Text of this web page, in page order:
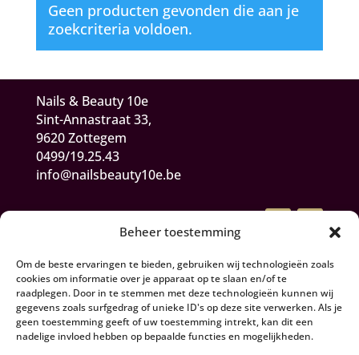
Beheer toestemming
Om de beste ervaringen te bieden, gebruiken wij technologieën zoals
cookies om informatie over je apparaat op te slaan en/of te
raadplegen. Door in te stemmen met deze technologieën kunnen wij
gegevens zoals surfgedrag of unieke ID's op deze site verwerken. Als je
geen toestemming geeft of uw toestemming intrekt, kan dit een
nadelige invloed hebben op bepaalde functies en mogelijkheden.
Geen producten gevonden die aan je
zoekcriteria voldoen.
Nails & Beauty 10e
Sint-Annastraat 33,
9620 Zottegem
0499/19.25.43
info@nailsbeauty10e.be
Algemene Voorwaarden